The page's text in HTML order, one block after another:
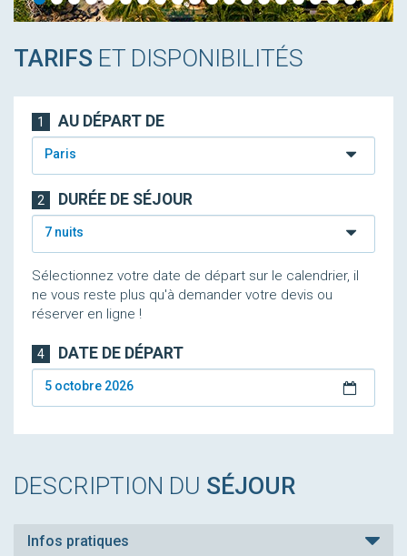
TARIFS ET DISPONIBILITÉS
1 AU DÉPART DE
Paris
2 DURÉE DE SÉJOUR
7 nuits
Sélectionnez votre date de départ sur le calendrier, il
ne vous reste plus qu'à demander votre devis ou
réserver en ligne !
4 DATE DE DÉPART
5 octobre 2026
DESCRIPTION DU SÉJOUR
Infos pratiques